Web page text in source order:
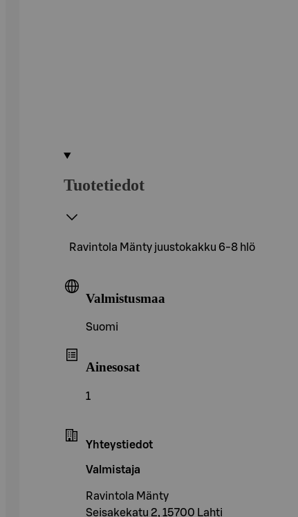
Tuotetiedot
Ravintola Mänty juustokakku 6-8 hlö
Valmistusmaa
Suomi
Ainesosat
1
Yhteystiedot
Valmistaja
Ravintola Mänty
Seisakekatu 2, 15700 Lahti